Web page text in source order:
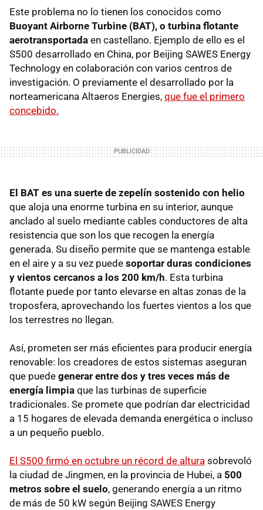
Este problema no lo tienen los conocidos como
Buoyant Airborne Turbine (BAT), o turbina flotante
aerotransportada en castellano. Ejemplo de ello es el
S500 desarrollado en China, por Beijing SAWES Energy
Technology en colaboración con varios centros de
investigación. O previamente el desarrollado por la
norteamericana Altaeros Energies, que fue el primero
concebido.
El BAT es una suerte de zepelín sostenido con helio
que aloja una enorme turbina en su interior, aunque
anclado al suelo mediante cables conductores de alta
resistencia que son los que recogen la energía
generada. Su diseño permite que se mantenga estable
en el aire y a su vez puede soportar duras condiciones
y vientos cercanos a los 200 km/h. Esta turbina
flotante puede por tanto elevarse en altas zonas de la
troposfera, aprovechando los fuertes vientos a los que
los terrestres no llegan.
Así, prometen ser más eficientes para producir energía
renovable: los creadores de estos sistemas aseguran
que puede generar entre dos y tres veces más de
energía limpia que las turbinas de superficie
tradicionales. Se promete que podrían dar electricidad
a 15 hogares de elevada demanda energética o incluso
a un pequeño pueblo.
El S500 firmó en octubre un récord de altura sobrevoló
la ciudad de Jingmen, en la provincia de Hubei, a 500
metros sobre el suelo, generando energía a un ritmo
de más de 50 kW según Beijing SAWES Energy